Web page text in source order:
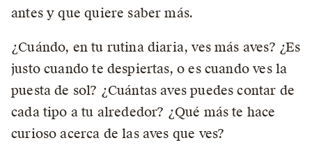
antes y que quiere saber más.
¿Cuándo, en tu rutina diaria, ves más aves? ¿Es
justo cuando te despiertas, o es cuando ves la
puesta de sol? ¿Cuántas aves puedes contar de
cada tipo a tu alrededor? ¿Qué más te hace
curioso acerca de las aves que ves?